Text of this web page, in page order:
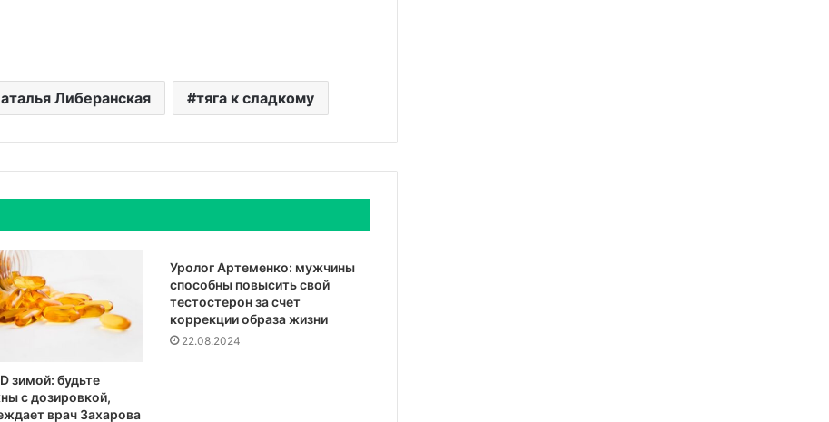
Либеранская тяга к сладкому
зимой: будьте
с дозировкой,
врач Захарова
Уролог Артеменко: мужчины
способны повысить свой
тестостерон за счет
коррекции образа жизни
22.08.2024